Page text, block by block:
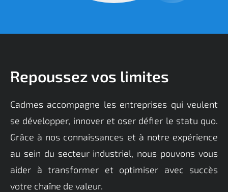
Repoussez vos limites
Cadmes accompagne les entreprises qui veulent
se développer, innover et oser défier le statu quo.
Grâce à nos connaissances et à notre expérience
au sein du secteur industriel, nous pouvons vous
aider à transformer et optimiser avec succès
votre chaîne de valeur.